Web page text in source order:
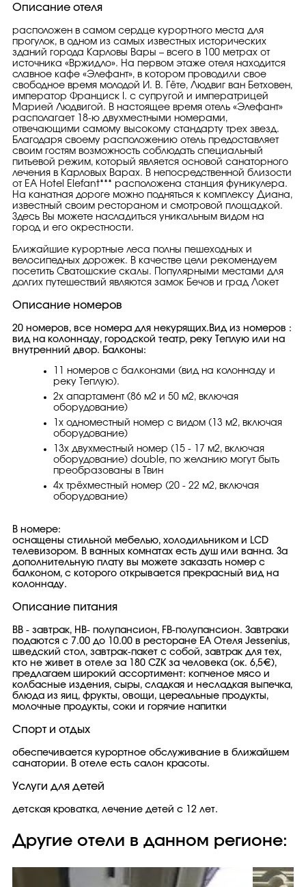
Описание отеля
расположен в самом сердце курортного места для
прогулок, в одном из самых известных исторических
зданий города Карловы Вары – всего в 100 метрах от
источника «Вржидло». На первом этаже отеля находится
славное кафе «Элефант», в котором проводили свое
свободное время молодой И. В. Гёте, Людвиг ван Бетховен,
император Франциск I. с супругой и императрицей
Марией Людвигой. В настоящее время отель «Элефант»
располагает 18-ю двухместными номерами,
отвечающими самому высокому стандарту трех звезд.
Благодаря своему расположению отель предоставляет
своим гостям возможность соблюдать специальный
питьевой режим, который является основой санаторного
лечения в Карловых Варах. В непосредственной близости
от EA Hotel Elefant*** расположена станция фуникулера.
На канатная дороге можно подняться к комплексу Диана,
известный своим рестораном и смотровой площадкой.
Здесь Вы можете насладиться уникальным видом на
город и его окрестности.
Ближайшие курортные леса полны пешеходных и
велосипедных дорожек. В качестве цели рекомендуем
посетить Сватошские скалы. Популярными местами для
долгих путешествий являются замок Бечов и град Локет
Описание номеров
20 номеров, все номера для некурящих.Вид из номеров :
вид на колоннаду, городской театр, реку Теплую или на
внутренний двор. Балконы:
11 номеров с балконами (вид на колоннаду и
реку Теплую).
2x апартамент (86 м2 и 50 м2, включая
оборудование)
1x одноместный номер с видом (13 м2, включая
оборудование)
13x двухместный номер (15 - 17 м2, включая
оборудование) double, по желанию могут быть
преобразованы в Твин
4x трёхместный номер (20 - 22 м2, включая
оборудование)
В номере:
оснащены стильной мебелью, холодильником и LCD
телевизором. В ванных комнатах есть душ или ванна. За
дополнительную плату вы можете заказать номер с
балконом, с которого открывается прекрасный вид на
колоннаду.
Описание питания
ВВ - завтрак, HB- полупансион, FB-полупансион. Завтраки
подаются с 7.00 до 10.00 в ресторане EA Oтеля Jessenius,
шведский стол, завтрак-пакет с собой, завтрак для тех,
кто не живет в отеле за 180 CZK за человека (ок. 6,5€),
предлагаем широкий ассортимент: копченое мясо и
колбасные издения, сыры, сладкая и несладкая выпечка,
блюда из яиц, фрукты, овощи, цереальные продукты,
молочные продукты, соки и горячие напитки
Спорт и отдых
обеспечивается курортное обслуживание в ближайшем
санатории. В отеле есть салон красоты.
Услуги для детей
детская кроватка, лечение детей с 12 лет.
Другие отели в данном регионе: